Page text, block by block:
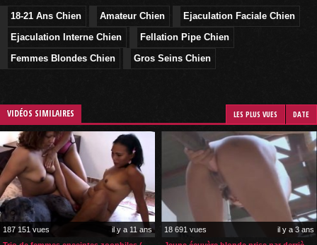
18-21 Ans Chien Amateur Chien
Ejaculation Faciale Chien
Ejaculation Interne Chien
Fellation Pipe Chien
Femmes Blondes Chien
Gros Seins Chien
VIDÉOS SIMILAIRES LES PLUS VUES DATE
187 151 vues
il y a 11 ans
18 691 vues
il y a 3 ans